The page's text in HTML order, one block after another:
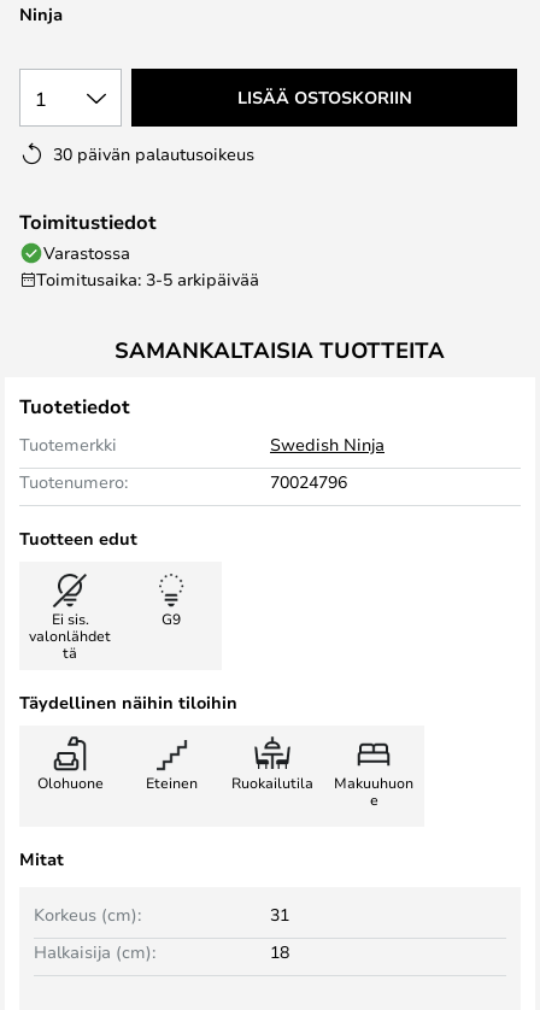
gallery
Ninja
1 LISÄÄ OSTOSKORIIN
30 päivän palautusoikeus
Toimitustiedot
Varastossa
Toimitusaika: 3-5 arkipäivää
SAMANKALTAISIA TUOTTEITA
Tuotetiedot
Tuotemerkki
Swedish Ninja
Tuotenumero:
70024796
Tuotteen edut
Ei sis.
valonlähdet
tä
G9
Täydellinen näihin tiloihin
Olohuone Eteinen Ruokailutila
Makuuhuon
e
Mitat
Korkeus (cm):
31
Halkaisija (cm):
18